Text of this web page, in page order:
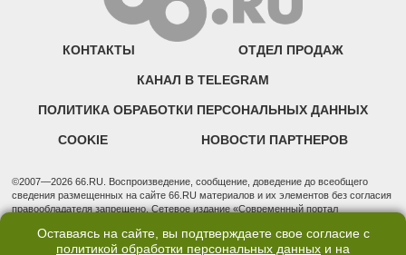
КОНТАКТЫ ОТДЕЛ ПРОДАЖ
КАНАЛ В TELEGRAM
ПОЛИТИКА ОБРАБОТКИ ПЕРСОНАЛЬНЫХ ДАННЫХ
COOKIE НОВОСТИ ПАРТНЕРОВ
©2007—2026 66.RU. Воспроизведение, сообщение, доведение до всеобщего
сведения размещенных на сайте 66.RU материалов и их элементов без согласия
правообладателя запрещено. Сетевое издание «Современный портал
надзору в сфере связи, информационных технологий и массовых коммуникаций
(Роскомнадзор). Регистрационный номер ЭЛ № ФС 77 - 76634 от 02.09.2019
Оставаясь на сайте, вы подтверждаете свое согласие с
политикой обработки персональных данных и на